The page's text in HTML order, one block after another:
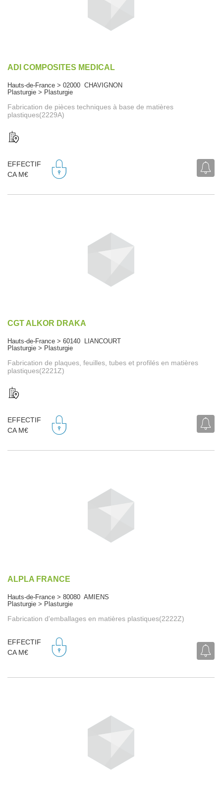
ADI COMPOSITES MEDICAL
Hauts-de-France > 02000 CHAVIGNON
Plasturgie > Plasturgie
Fabrication de pièces techniques à base de matières
plastiques(2229A)
EFFECTIF
CA M€
CGT ALKOR DRAKA
Hauts-de-France > 60140 LIANCOURT
Plasturgie > Plasturgie
Fabrication de plaques, feuilles, tubes et profilés en matières
plastiques(2221Z)
EFFECTIF
CA M€
ALPLA FRANCE
Hauts-de-France > 80080 AMIENS
Plasturgie > Plasturgie
Fabrication d'emballages en matières plastiques(2222Z)
EFFECTIF
CA M€